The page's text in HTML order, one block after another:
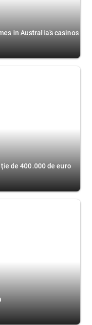
in Australia’s casinos
de 400.000 de euro